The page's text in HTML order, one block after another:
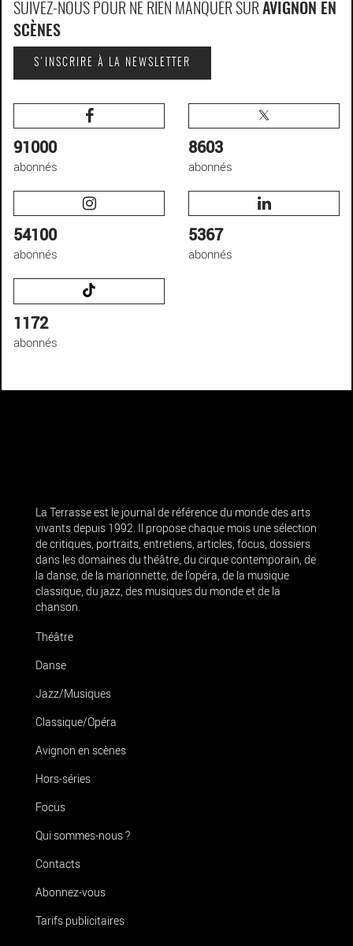
SUIVEZ-NOUS POUR NE RIEN MANQUER SUR AVIGNON EN
SCÈNES
S'INSCRIRE À LA NEWSLETTER
91000
abonnés
8603
abonnés
54100
abonnés
5367
abonnés
1172
abonnés
La Terrasse est le journal de référence du monde des arts
vivants depuis 1992. Il propose chaque mois une sélection
de critiques, portraits, entretiens, articles, focus, dossiers
dans les domaines du théâtre, du cirque contemporain, de
la danse, de la marionnette, de l’opéra, de la musique
classique, du jazz, des musiques du monde et de la
chanson.
Théâtre
Danse
Jazz/Musiques
Classique/Opéra
Avignon en scènes
Hors-séries
Focus
Qui sommes-nous ?
Contacts
Abonnez-vous
Tarifs publicitaires